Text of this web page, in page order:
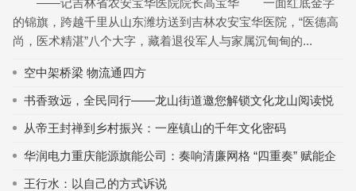
——记吉林省农安宝华医院院长高宝华 一面红底金字
的锦旗，跨越千里从山东潍坊送到吉林农安宝华医院，“医德高
尚，医术精湛”八个大字，藏着退役军人与家属沉甸甸的...
空中架桥梁 物流通四方
书香致远，全民同行——龙山街道邀您解锁文化龙山阅读悦
享新图景
从帝王封禅到乡村振兴：一座镇山的千年文化密码
华润电力重庆能源旗能公司：奏响清廉网格 “四重奏” 赋能企
业高质量发展
王行水：以自己的方式诉说